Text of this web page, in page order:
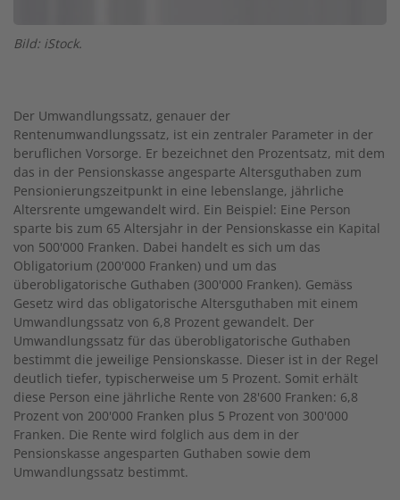
Bild: iStock.
Der Umwandlungssatz, genauer der
Rentenumwandlungssatz, ist ein zentraler Parameter in der
beruflichen Vorsorge. Er bezeichnet den Prozentsatz, mit dem
das in der Pensionskasse angesparte Altersguthaben zum
Pensionierungszeitpunkt in eine lebenslange, jährliche
Altersrente umgewandelt wird. Ein Beispiel: Eine Person
sparte bis zum 65 Altersjahr in der Pensionskasse ein Kapital
von 500'000 Franken. Dabei handelt es sich um das
Obligatorium (200'000 Franken) und um das
überobligatorische Guthaben (300'000 Franken). Gemäss
Gesetz wird das obligatorische Altersguthaben mit einem
Umwandlungssatz von 6,8 Prozent gewandelt. Der
Umwandlungssatz für das überobligatorische Guthaben
bestimmt die jeweilige Pensionskasse. Dieser ist in der Regel
deutlich tiefer, typischerweise um 5 Prozent. Somit erhält
diese Person eine jährliche Rente von 28'600 Franken: 6,8
Prozent von 200'000 Franken plus 5 Prozent von 300'000
Franken. Die Rente wird folglich aus dem in der
Pensionskasse angesparten Guthaben sowie dem
Umwandlungssatz bestimmt.